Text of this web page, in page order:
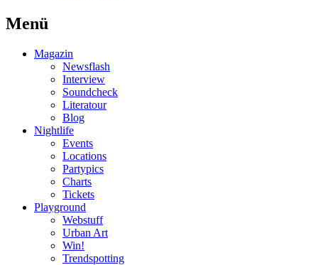
Menü
Magazin
Newsflash
Interview
Soundcheck
Literatour
Blog
Nightlife
Events
Locations
Partypics
Charts
Tickets
Playground
Webstuff
Urban Art
Win!
Trendspotting